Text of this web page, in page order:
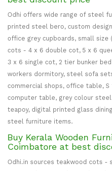
Odhi offers wide range of steel
printed steel bero, custom
office grey cupboards, small
cots - 4 x 6 double cot, 5 x 6
3 x 6 single cot, 2 tier bunker
workers dormitory, steel sofa
commercial shops, office table,
computer table, grey colour
teapoy, digital printed glass
steel furniture items.
Buy Kerala Wooden
Coimbatore at best
Odhi.in sources teakwood cots -